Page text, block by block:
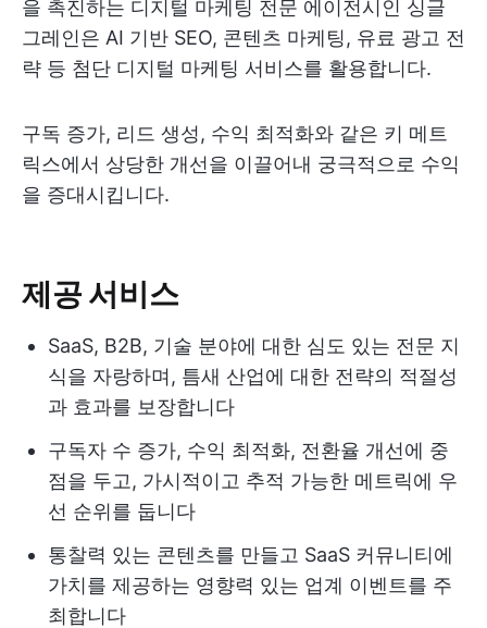
을 촉진하는 디지털 마케팅 전문 에이전시인 싱글
그레인은 AI 기반 SEO, 콘텐츠 마케팅, 유료 광고 전
략 등 첨단 디지털 마케팅 서비스를 활용합니다.
구독 증가, 리드 생성, 수익 최적화와 같은 키 메트
릭스에서 상당한 개선을 이끌어내 궁극적으로 수익
을 증대시킵니다.
제공 서비스
SaaS, B2B, 기술 분야에 대한 심도 있는 전문 지
식을 자랑하며, 틈새 산업에 대한 전략의 적절성
과 효과를 보장합니다
구독자 수 증가, 수익 최적화, 전환율 개선에 중
점을 두고, 가시적이고 추적 가능한 메트릭에 우
선 순위를 둡니다
통찰력 있는 콘텐츠를 만들고 SaaS 커뮤니티에
가치를 제공하는 영향력 있는 업계 이벤트를 주
최합니다